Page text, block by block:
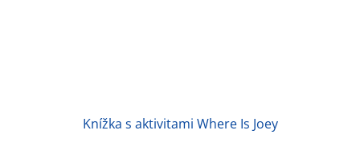
Knížka s aktivitami Where Is Joey